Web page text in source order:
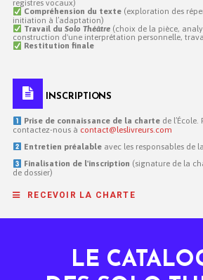
registres vocaux)
Compréhension du texte (exploration des
initiation à l’adaptation)
Travail duSolo Théâtre (choix de la pièce,
construction d'une interprétation personnelle,
Restitution finale
INSCRIPTIONS
Prise de connaissance de la charte de
contactez-nous à contact@leslivreurs.com
Entretien préalable avec les responsables de
Finalisation de l'inscription (signature de la
de dossier)
RECEVOIR LA CHARTE
LE